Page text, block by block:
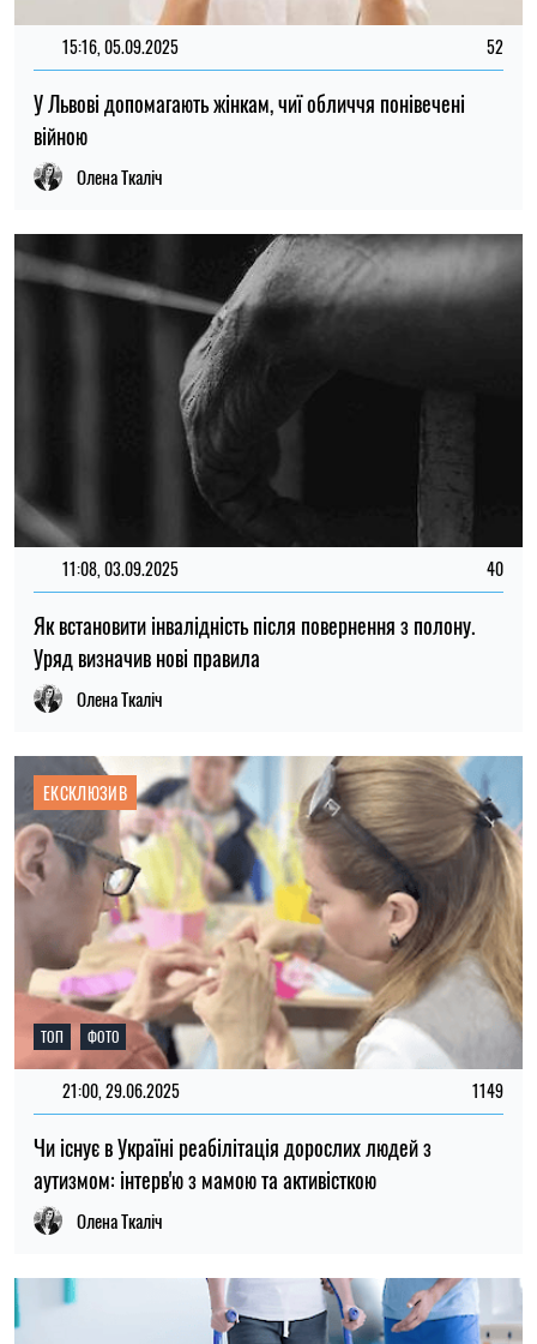
15:16, 05.09.2025 52
У Львові допомагають жінкам, чиї обличчя понівечені
війною
Олена Ткаліч
11:08, 03.09.2025 40
Як встановити інвалідність після повернення з полону.
Уряд визначив нові правила
Олена Ткаліч
ТОП ФОТО
ЕКСКЛЮЗИВ
21:00, 29.06.2025 1149
Чи існує в Україні реабілітація дорослих людей з
аутизмом: інтерв'ю з мамою та активісткою
Олена Ткаліч